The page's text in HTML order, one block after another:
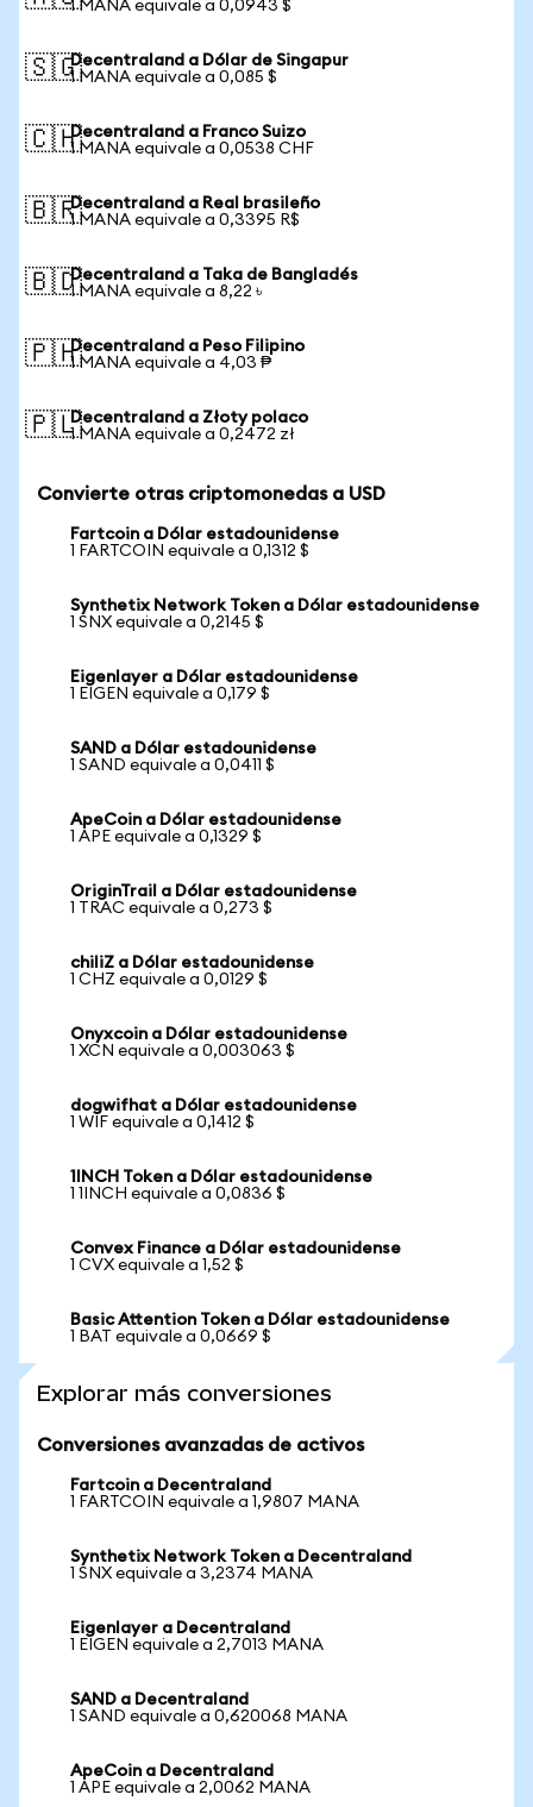
1 MANA equivale a 0,0943 $
🇸🇬Decentraland a Dólar de Singapur
1 MANA equivale a 0,085 $
🇨🇭Decentraland a Franco Suizo
1 MANA equivale a 0,0538 CHF
🇧🇷Decentraland a Real brasileño
1 MANA equivale a 0,3395 R$
🇧🇩Decentraland a Taka de Bangladés
1 MANA equivale a 8,22 ৳
🇵🇭Decentraland a Peso Filipino
1 MANA equivale a 4,03 ₱
🇵🇱Decentraland a Złoty polaco
1 MANA equivale a 0,2472 zł
Convierte otras criptomonedas a USD
Fartcoin a Dólar estadounidense
1 FARTCOIN equivale a 0,1312 $
Synthetix Network Token a Dólar estadounidense
1 SNX equivale a 0,2145 $
Eigenlayer a Dólar estadounidense
1 EIGEN equivale a 0,179 $
SAND a Dólar estadounidense
1 SAND equivale a 0,0411 $
ApeCoin a Dólar estadounidense
1 APE equivale a 0,1329 $
OriginTrail a Dólar estadounidense
1 TRAC equivale a 0,273 $
chiliZ a Dólar estadounidense
1 CHZ equivale a 0,0129 $
Onyxcoin a Dólar estadounidense
1 XCN equivale a 0,003063 $
dogwifhat a Dólar estadounidense
1 WIF equivale a 0,1412 $
1INCH Token a Dólar estadounidense
1 1INCH equivale a 0,0836 $
Convex Finance a Dólar estadounidense
1 CVX equivale a 1,52 $
Basic Attention Token a Dólar estadounidense
1 BAT equivale a 0,0669 $
Explorar más conversiones
Conversiones avanzadas de activos
Fartcoin a Decentraland
1 FARTCOIN equivale a 1,9807 MANA
Synthetix Network Token a Decentraland
1 SNX equivale a 3,2374 MANA
Eigenlayer a Decentraland
1 EIGEN equivale a 2,7013 MANA
SAND a Decentraland
1 SAND equivale a 0,620068 MANA
ApeCoin a Decentraland
1 APE equivale a 2,0062 MANA